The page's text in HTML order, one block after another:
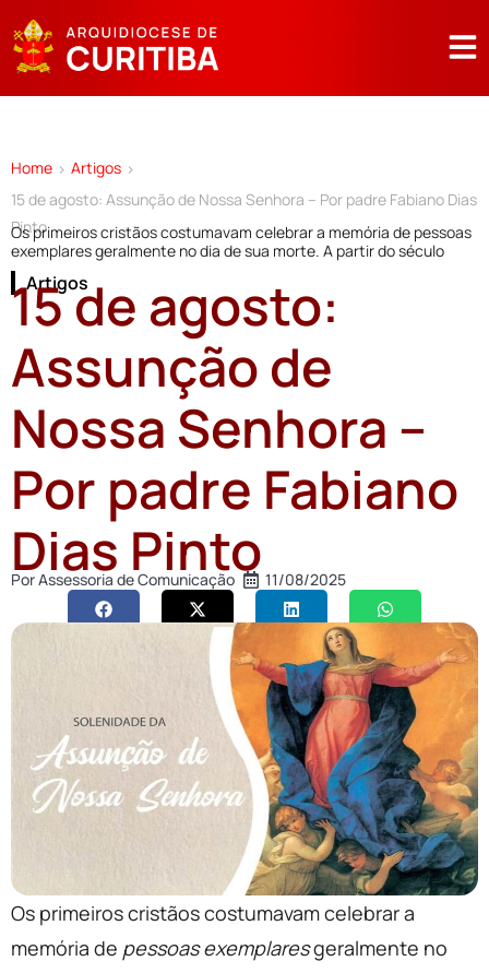
Home > Artigos >
15 de agosto: Assunção de Nossa Senhora – Por padre Fabiano Dias
Pinto
Os primeiros cristãos costumavam celebrar a memória de pessoas
exemplares geralmente no dia de sua morte. A partir do século
Artigos
15 de agosto:
Assunção de
Nossa Senhora –
Por padre Fabiano
Dias Pinto
PorAssessoria de Comunicação 11/08/2025
Os primeiros cristãos costumavam celebrar a
memória de pessoas exemplaresgeralmente no